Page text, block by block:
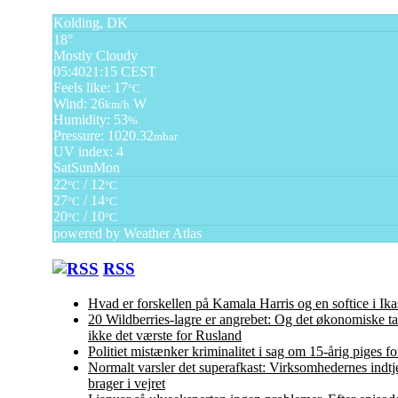
Kolding, DK
18°
Mostly Cloudy
05:4021:15 CEST
Feels like: 17°C
Wind: 26km/h W
Humidity: 53%
Pressure: 1020.32mbar
UV index: 4
SatSunMon
22°C / 12°C
27°C / 14°C
20°C / 10°C
powered by Weather Atlas
RSS
Hvad er forskellen på Kamala Harris og en softice i
20 Wildberries-lagre er angrebet: Og det økonomiske
ikke det værste for Rusland
Politiet mistænker kriminalitet i sag om 15-årig piges
Normalt varsler det superafkast: Virksomhedernes
brager i vejret